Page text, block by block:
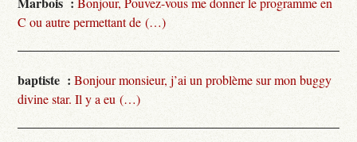
C ou autre permettant de (…)
baptiste : Bonjour monsieur, j’ai un problème sur mon buggy
divine star. Il y a eu (…)